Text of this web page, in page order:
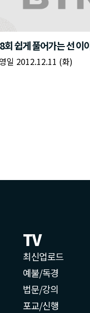
TV
최신업로드
예불/독경
법문/강의
포교/신행